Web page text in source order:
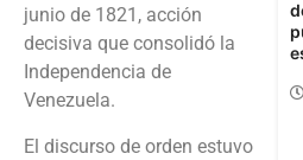
junio de 1821, acción
decisiva que consolidó la
Independencia de
Venezuela.
El discurso de orden estuvo